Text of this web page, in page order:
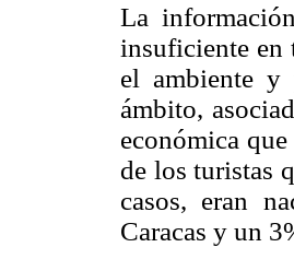
La
insuficiente en
el ambiente y
ámbito,
económica
de los turistas
casos, eran
Caracas y un